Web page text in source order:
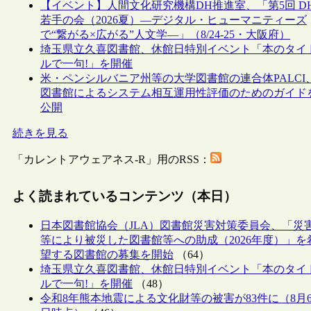
【イベント】人間文化研究機構DH推進室、「第5回
若手の会（2026夏）―デジタル・ヒューマニティーズ
で“繋がる×広がる”人文学―」（8/24-25・大阪府）
埼玉県立久喜図書館、休館日特別イベント「本のタイ
ルで一句!」を開催
米・ペンシルバニア州等の大学図書館の連合体PALCI、
図書館によるシステム相互運用性評価のためのガイド
公開
続きを見る
「カレントアウェアネス-R」用のRSS：
よく読まれているコンテンツ（本日）
日本図書館協会（JLA）図書館災害対策委員会、「災
等により被災した図書館等への助成（2026年度）」を
望する図書館の募集を開始 （64）
埼玉県立久喜図書館、休館日特別イベント「本のタイ
ルで一句!」を開催 （48）
令和8年熊本地震による文化財等の被害が83件に（8月